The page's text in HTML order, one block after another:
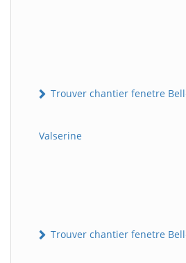
Trouver chantier fenetre
Valserine
Trouver chantier fenetre